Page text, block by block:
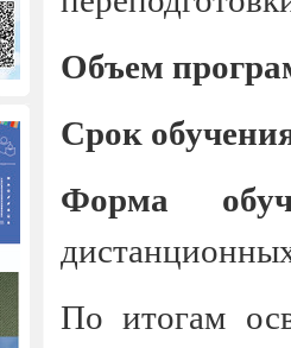
Объем
Срок
Форма
По итогам